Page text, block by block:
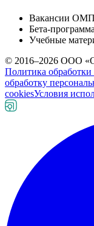
Вакансии ОМП
Бета-
Учебные
© 2016–2026 ООО
Политика
обработку
cookiesУсловия